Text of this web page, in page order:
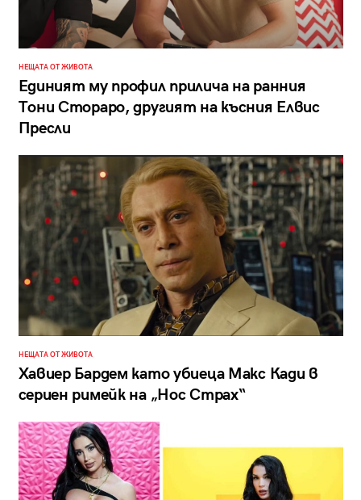
НЕЩАТА ОТ ЖИВОТА
Единият му профил прилича на ранния
Тони Стораро, другият на късния Елвис
Пресли
НЕЩАТА ОТ ЖИВОТА
Хавиер Бардем като убиеца Макс Кади в
сериен римейк на „Нос Страх“